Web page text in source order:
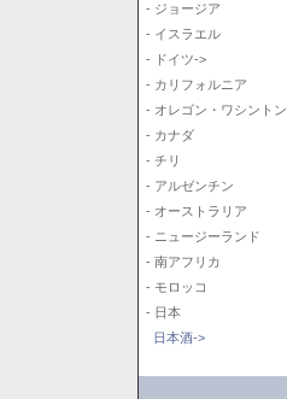
- ジョージア
- イスラエル
- ドイツ->
- カリフォルニア
- オレゴン・ワシントン
- カナダ
- チリ
- アルゼンチン
- オーストラリア
- ニュージーランド
- 南アフリカ
- モロッコ
- 日本
日本酒->